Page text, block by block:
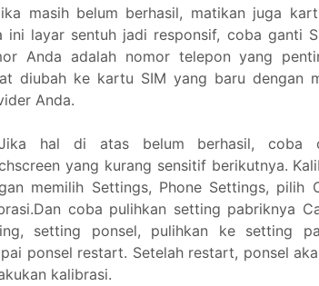
masih belum berhasil, matikan juga
ini layar sentuh jadi responsif, coba ganti
Anda adalah nomor telepon yang
diubah ke kartu SIM yang baru dengan
Anda.
hal di atas belum berhasil, coba
yang kurang sensitif berikutnya.
memilih Settings, Phone Settings, pilih
coba pulihkan setting pabriknya
setting ponsel, pulihkan ke setting
ponsel restart. Setelah restart, ponsel
kalibrasi.